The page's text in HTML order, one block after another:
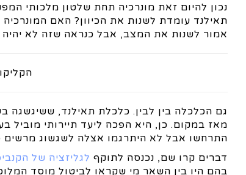
נכון להיום זאת מונרכיה תחת שלטון מלכותי
תאילנד עומדת לשנות את הכיוון? האם
אמור לשנות את המצב, אבל כנראה שזה לא
מאז במקום. כן, היא הפכה ליעד תיירותי מוביל
התרחשו אבל לא היתרגמו אצלה לשגשוג מרשים
דברים קרו שם, נכנסה לתוקף לגליזציה של
בהם היו בין השאר מי שקראו לביטול מוסד